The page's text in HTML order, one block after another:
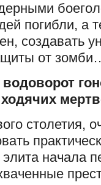
погибли, а
создавать
от
столетия,
начала